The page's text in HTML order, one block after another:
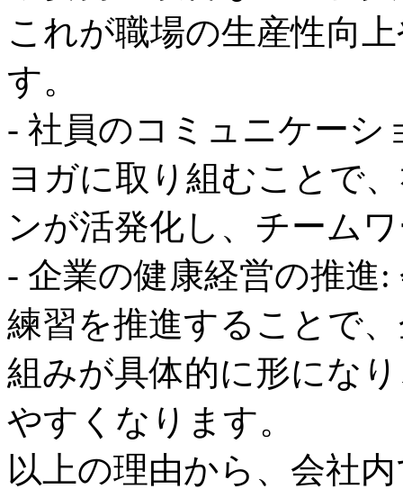
これが職場の生産性向
す。
- 社員のコミュニケーシ
ヨガに取り組むことで
ンが活発化し、チーム
- 企業の健康経営の推進
練習を推進することで
組みが具体的に形にな
やすくなります。
以上の理由から、会社